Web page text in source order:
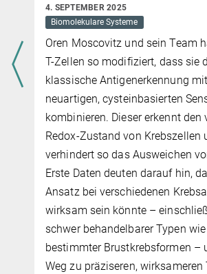
4. SEPTEMBER 2025
Biomolekulare Systeme
Oren Moscovitz und sein Team
T-Zellen so modifiziert, dass sie
klassische Antigenerkennung
neuartigen, cysteinbasierten
kombinieren. Dieser erkennt den
Redox-Zustand von Krebszellen
verhindert so das Ausweichen
Erste Daten deuten darauf hin,
Ansatz bei verschiedenen
wirksam sein könnte –
schwer behandelbarer Typen wie
bestimmter Brustkrebsformen –
Weg zu präziseren, wirksameren